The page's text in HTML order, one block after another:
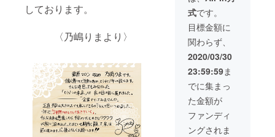
しております。
〈乃嶋りまより〉
（会員
番号
付） ・
オリジ
ナルリ
ストバ
ンド ・
オリジ
ナルT
シャツ
※Twitter
IDと
Twitter
でのお
式です。
目標金額に
関わらず、
2020/03/30
23:59:59ま
でに集まっ
た金額が
ファンディ
ングされま